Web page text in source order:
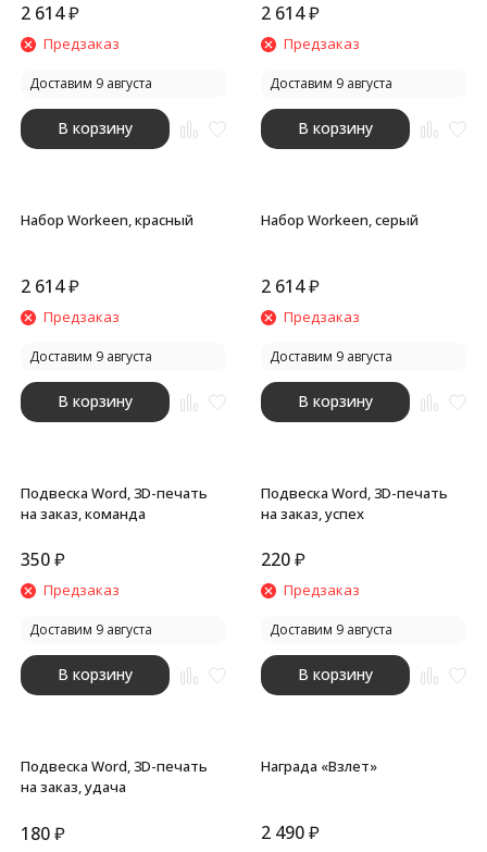
2 614₽
Предзаказ
Доставим 9 августа
В корзину
2 614₽
Предзаказ
Доставим 9 августа
В корзину
Набор Workeen, красный
2 614₽
Предзаказ
Доставим 9 августа
В корзину
Набор Workeen, серый
2 614₽
Предзаказ
Доставим 9 августа
В корзину
Подвеска Word, 3D-печать
на заказ, команда
350₽
Предзаказ
Доставим 9 августа
В корзину
Подвеска Word, 3D-печать
на заказ, успех
220₽
Предзаказ
Доставим 9 августа
В корзину
Подвеска Word, 3D-печать
на заказ, удача
180₽
Награда «Взлет»
2 490₽